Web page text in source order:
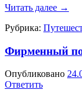
Читать далее →
Рубрика:
Фирменный
Опубликовано
Ответить